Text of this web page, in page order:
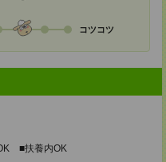
コツコツ
■扶養内OK